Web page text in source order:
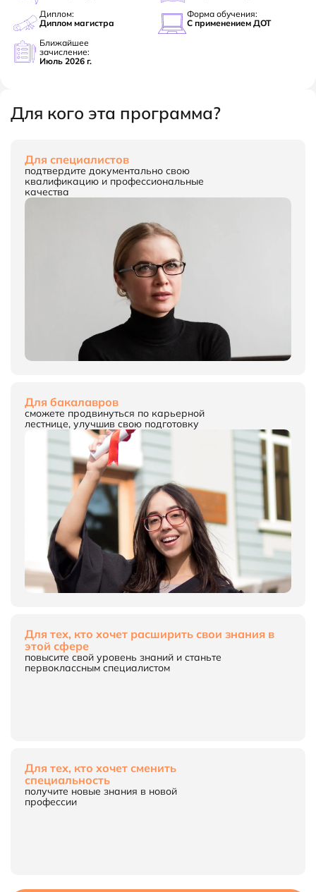
Диплом:
Диплом магистра
Форма обучения:
С применением ДОТ
Ближайшее
зачисление:
Июль 2026 г.
Для кого эта программа?
Для специалистов
подтвердите документально свою
квалификацию и профессиональные
качества
Для бакалавров
сможете продвинуться по карьерной
лестнице, улучшив свою подготовку
Для тех, кто хочет расширить свои знания в
этой сфере
повысите свой уровень знаний и станьте
первоклассным специалистом
Для тех, кто хочет сменить
специальность
получите новые знания в новой
профессии